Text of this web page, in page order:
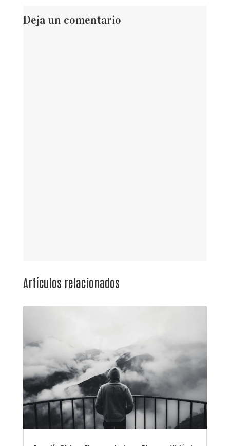
Deja un comentario
Artículos relacionados